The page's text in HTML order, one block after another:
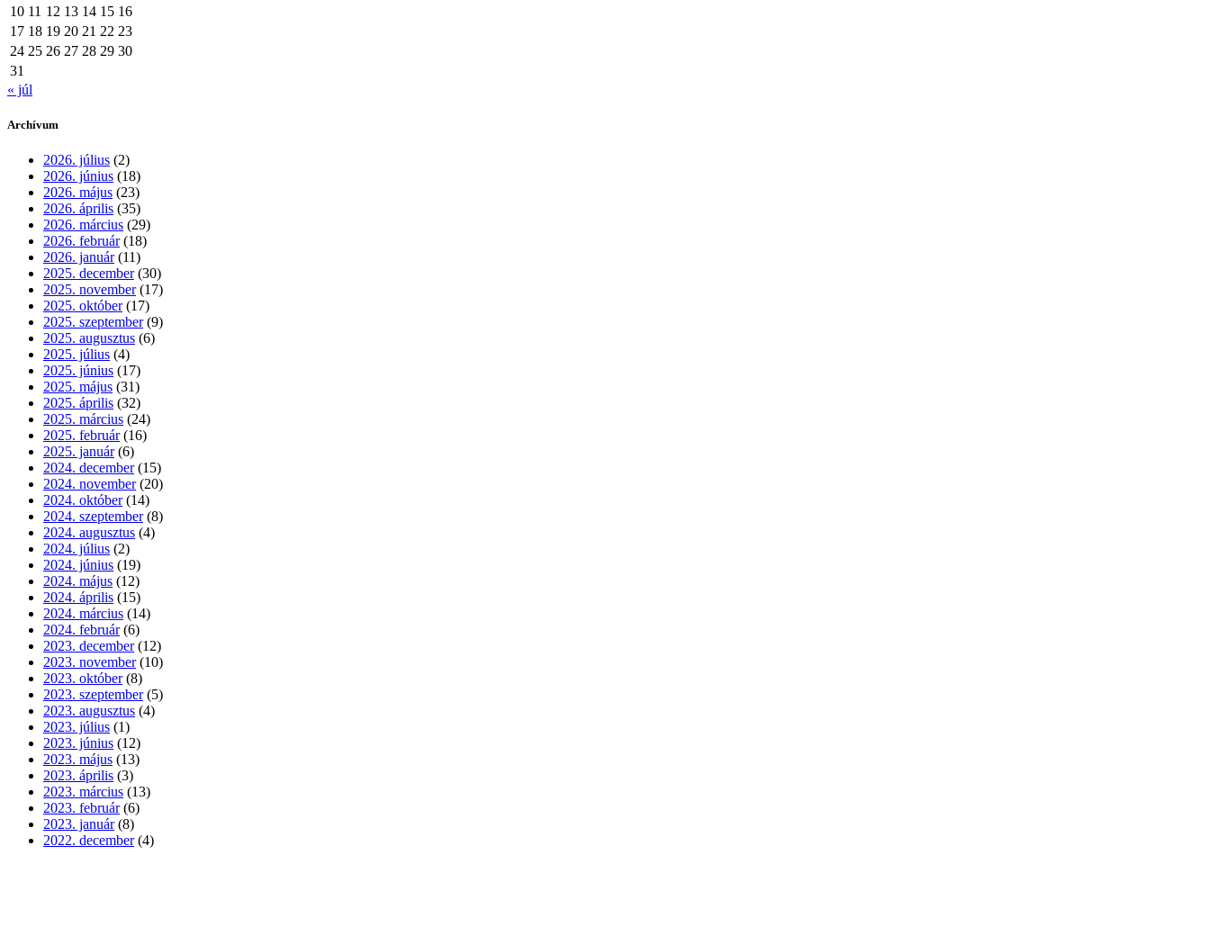
10 11 12 13 14 15 16
17 18 19 20 21 22 23
24 25 26 27 28 29 30
31
« júl
Archívum
2026. július (2)
2026. június (18)
2026. május (23)
2026. április (35)
2026. március (29)
2026. február(18)
2026. január(11)
2025. december(30)
2025. november(17)
2025. október(17)
2025. szeptember(9)
2025. augusztus (6)
2025. július (4)
2025. június (17)
2025. május (31)
2025. április (32)
2025. március (24)
2025. február(16)
2025. január(6)
2024. december(15)
2024. november(20)
2024. október(14)
2024. szeptember(8)
2024. augusztus (4)
2024. július (2)
2024. június (19)
2024. május (12)
2024. április (15)
2024. március (14)
2024. február(6)
2023. december(12)
2023. november(10)
2023. október(8)
2023. szeptember(5)
2023. augusztus (4)
2023. július (1)
2023. június (12)
2023. május (13)
2023. április (3)
2023. március (13)
2023. február(6)
2023. január(8)
2022. december(4)